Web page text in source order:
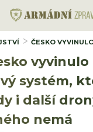
ČESKO
systém,
i další
nemá